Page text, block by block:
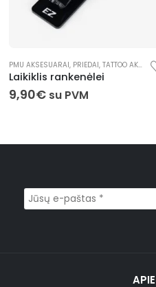
PMU AKSESUARAI, PRIEDAI, TATTOO AKSESUARAI
8,90€ su PVM
APIE